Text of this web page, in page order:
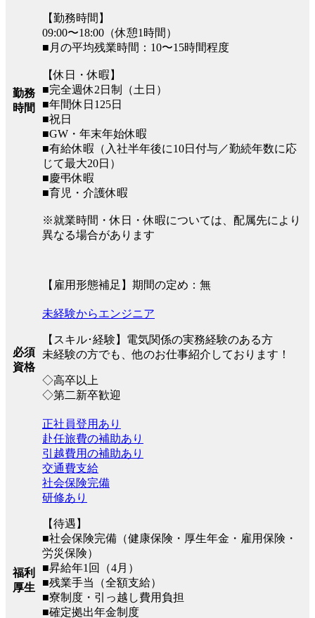
勤務
時間
【勤務時間】
09:00〜18:00（休憩1時間）
■月の平均残業時間：10〜15時間程度
【休日・休暇】
■完全週休2日制（土日）
■年間休日125日
■祝日
■GW・年末年始休暇
■有給休暇（入社半年後に10日付与／勤続年数に応
じて最大20日）
■慶弔休暇
■育児・介護休暇
※就業時間・休日・休暇については、配属先により
異なる場合があります
【雇用形態補足】期間の定め：無
必須
資格
未経験からエンジニア
【スキル･経験】電気関係の実務経験のある方
未経験の方でも、他のお仕事紹介しております！
◇高卒以上
◇第二新卒歓迎
福利
厚生
正社員登用あり
赴任旅費の補助あり
引越費用の補助あり
交通費支給
社会保険完備
研修あり
【待遇】
■社会保険完備（健康保険・厚⽣年⾦・雇⽤保険・
労災保険）
■昇給年1回（4月）
■残業手当（全額支給）
■寮制度・引っ越し費用負担
■確定拠出年金制度